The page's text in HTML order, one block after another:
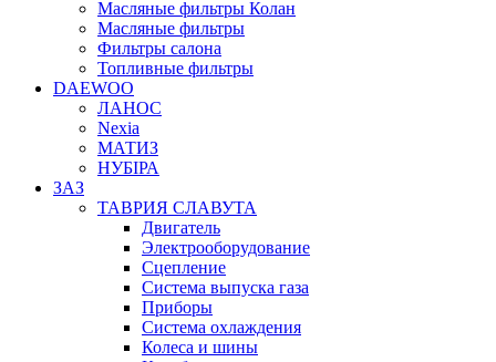
Масляные фильтры Колан
Масляные фильтры
Фильтры салона
Топливные фильтры
DAEWOO
ЛАНОС
Nexia
МАТИЗ
НУБІРА
ЗАЗ
ТАВРИЯ СЛАВУТА
Двигатель
Электрооборудование
Сцепление
Система выпуска газа
Приборы
Система охлаждения
Колеса и шины